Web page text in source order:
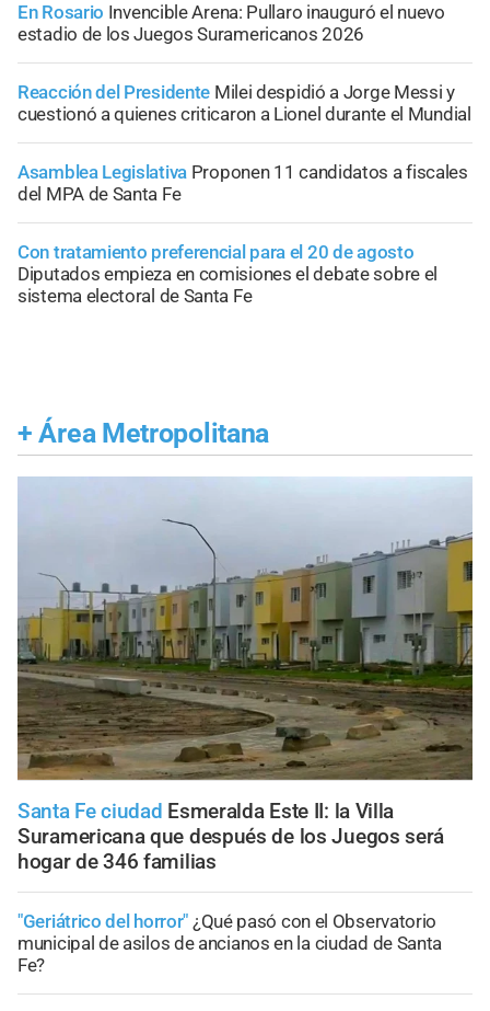
En Rosario Invencible Arena: Pullaro inauguró el nuevo
estadio de los Juegos Suramericanos 2026
Reacción del Presidente Milei despidió a Jorge Messi y
cuestionó a quienes criticaron a Lionel durante el Mundial
Asamblea Legislativa Proponen 11 candidatos a fiscales
del MPA de Santa Fe
Con tratamiento preferencial para el 20 de agosto
Diputados empieza en comisiones el debate sobre el
sistema electoral de Santa Fe
+ Área Metropolitana
Santa Fe ciudad Esmeralda Este II: la Villa
Suramericana que después de los Juegos será
hogar de 346 familias
"Geriátrico del horror" ¿Qué pasó con el Observatorio
municipal de asilos de ancianos en la ciudad de Santa
Fe?